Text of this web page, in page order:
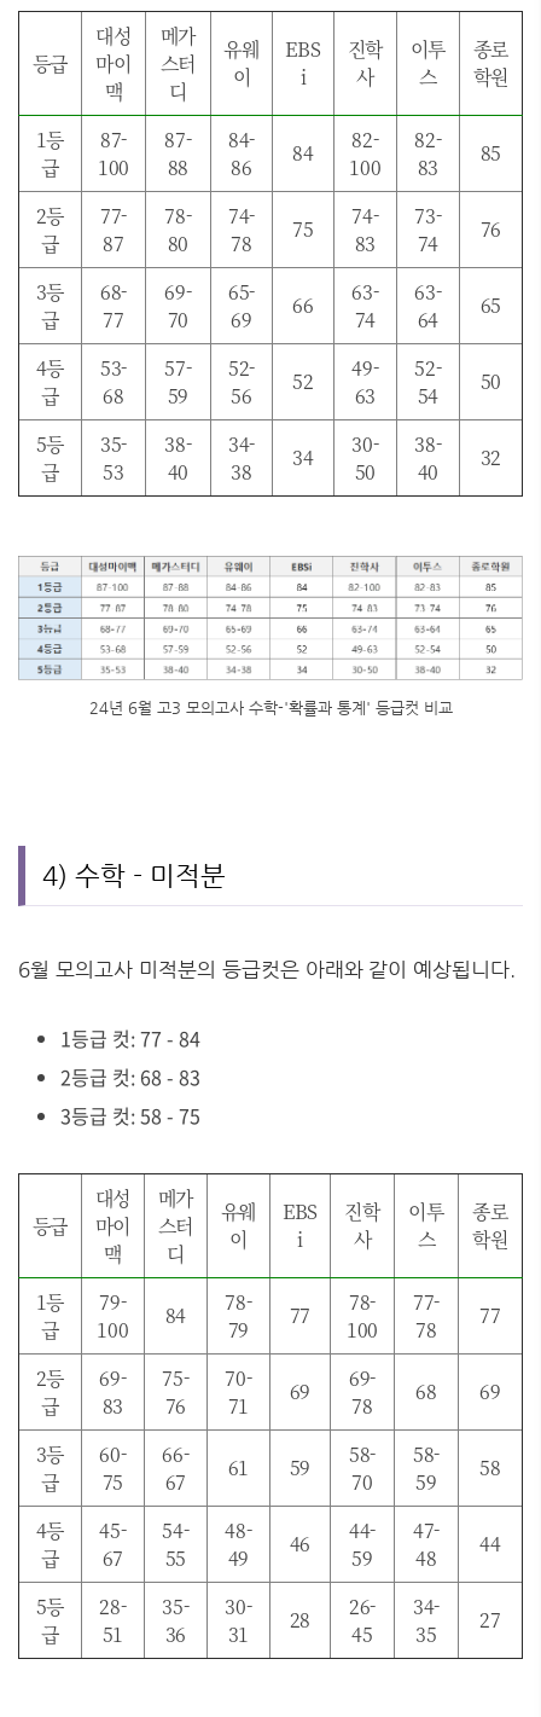
등급
대성
마이
맥
메가
스터
디
유웨
이
EBS
i
진학
사
이투
스
종로
학원
1등
급
87-
100
87-
88
84-
86
84
82-
100
82-
83
85
2등
급
77-
87
78-
80
74-
78
75
74-
83
73-
74
76
3등
급
68-
77
69-
70
65-
69
66
63-
74
63-
64
65
4등
급
53-
68
57-
59
52-
56
52
49-
63
52-
54
50
5등
급
35-
53
38-
40
34-
38
34
30-
50
38-
40
32
24년 6월 고3 모의고사 수학-'확률과 통계' 등급컷 비교
4) 수학 - 미적분
6월 모의고사 미적분의 등급컷은 아래와 같이 예상됩니다.
1등급 컷: 77 - 84
2등급 컷: 68 - 83
3등급 컷: 58 - 75
등급
대성
마이
맥
메가
스터
디
유웨
이
EBS
i
진학
사
이투
스
종로
학원
1등
급
79-
100
84
78-
79
77
78-
100
77-
78
77
2등
급
69-
83
75-
76
70-
71
69
69-
78
68 69
3등
급
60-
75
66-
67
61 59
58-
70
58-
59
58
4등
급
45-
67
54-
55
48-
49
46
44-
59
47-
48
44
5등
급
28-
51
35-
36
30-
31
28
26-
45
34-
35
27